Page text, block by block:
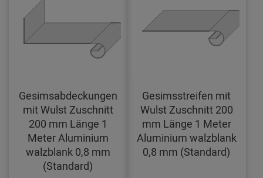
Gesimsabdeckungen
mit Wulst Zuschnitt
200 mm Länge 1
Meter Aluminium
walzblank 0,8 mm
(Standard)
Gesimsstreifen mit
Wulst Zuschnitt 200
mm Länge 1 Meter
Aluminium walzblank
0,8 mm (Standard)